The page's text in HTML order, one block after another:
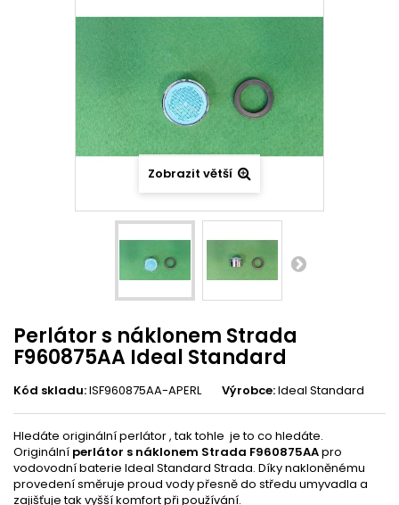
Zobrazit větší
Perlátor s náklonem Strada
F960875AA Ideal Standard
Kód skladu:ISF960875AA-APERL Výrobce:Ideal Standard
Hledáte originální perlátor , tak tohle je to co hledáte.
Originální perlátor s náklonem Strada F960875AApro
vodovodní baterie Ideal Standard Strada. Díky nakloněnému
provedení směruje proud vody přesně do středu umyvadla a
zajišťuje tak vyšší komfort při používání.